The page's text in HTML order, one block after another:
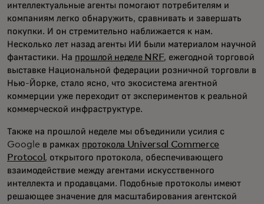
интеллектуальные агенты помогают потребителям и
компаниям легко обнаружить, сравнивать и завершать
покупки. И он стремительно наближается к нам.
Несколько лет назад агенты ИИ были материалом научной
фантастики. На прошлой неделе NRF, ежегодной торговой
выставке Национальной федерации розничной торговли в
Нью-Йорке, стало ясно, что экосистема агентной
коммерции уже переходит от экспериментов к реальной
коммерческой инфраструктуре.
Также на прошлой неделе мы объединили усилия с
Google в рамках протокола Universal Commerce
Protocol , открытого протокола, обеспечивающего
взаимодействие между агентами искусственного
интеллекта и продавцами. Подобные протоколы имеют
решающее значение для масштабирования агентской